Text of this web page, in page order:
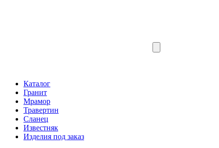
Каталог
Гранит
Мрамор
Травертин
Сланец
Известняк
Изделия под заказ